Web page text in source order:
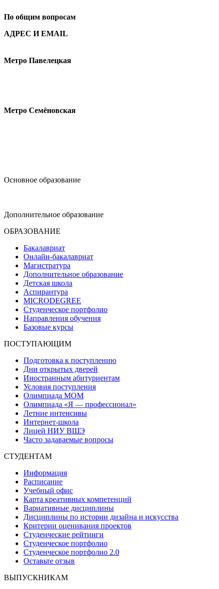
По общим вопросам
АДРЕС И EMAIL
Метро Павелецкая
Метро Семёновская
Основное образование
Дополнительное образование
ОБРАЗОВАНИЕ
Бакалавриат
Онлайн-бакалавриат
Магистратура
Дополнительное образование
Детская школа
Аспирантура
MICRODEGREE
Студенческое портфолио
Направления обучения
Базовые курсы
ПОСТУПАЮЩИМ
Подготовка к поступлению
Дни открытых дверей
Иностранным абитуриентам
Условия поступления
Олимпиада МОМ
Олимпиада «Я — профессионал»
Летние интенсивы
Интернет-школа
Лицей НИУ ВШЭ
Часто задаваемые вопросы
СТУДЕНТАМ
Информация
Расписание
Учебный офис
Карта креативных компетенций
Вариативные дисциплины
Дисциплины по истории дизайна и искусства
Критерии оценивания проектов
Студенческие рейтинги
Студенческое портфолио
Студенческое портфолио 2.0
Оставьте отзыв
ВЫПУСКНИКАМ